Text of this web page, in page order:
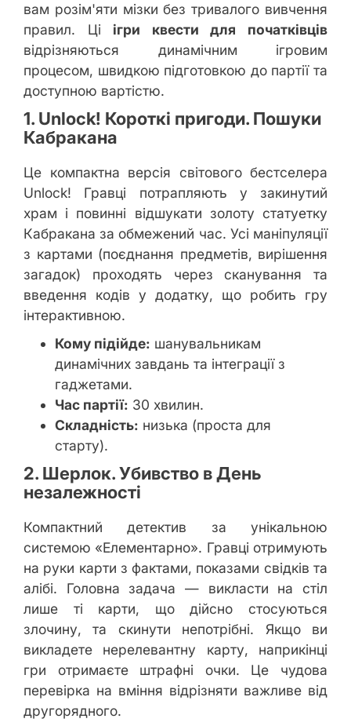
вам розім'яти мізки без тривалого вивчення
правил. Ці ігри квести для початківців
відрізняються динамічним ігровим
процесом, швидкою підготовкою до партії та
доступною вартістю.
1. Unlock! Короткі пригоди. Пошуки
Кабракана
Це компактна версія світового бестселера
Unlock! Гравці потрапляють у закинутий
храм і повинні відшукати золоту статуетку
Кабракана за обмежений час. Усі маніпуляції
з картами (поєднання предметів, вирішення
загадок) проходять через сканування та
введення кодів у додатку, що робить гру
інтерактивною.
Кому підійде: шанувальникам
динамічних завдань та інтеграції з
гаджетами.
Час партії: 30 хвилин.
Складність: низька (проста для
старту).
2. Шерлок. Убивство в День
незалежності
Компактний детектив за унікальною
системою «Елементарно». Гравці отримують
на руки карти з фактами, показами свідків та
алібі. Головна задача — викласти на стіл
лише ті карти, що дійсно стосуються
злочину, та скинути непотрібні. Якщо ви
викладете нерелевантну карту, наприкінці
гри отримаєте штрафні очки. Це чудова
перевірка на вміння відрізняти важливе від
другорядного.